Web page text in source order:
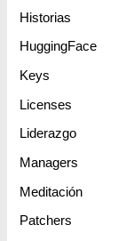
Historias
HuggingFace
Keys
Licenses
Liderazgo
Managers
Meditación
Patchers